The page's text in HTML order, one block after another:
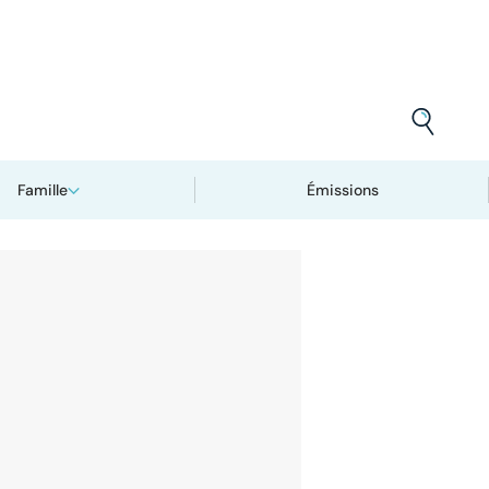
Famille Émissions